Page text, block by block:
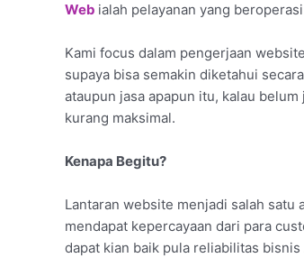
Web ialah pelayanan yang
Kami focus dalam pengerjaan
supaya bisa semakin diketahui
ataupun jasa apapun itu, kalau
kurang maksimal.
Kenapa Begitu?
Lantaran website menjadi salah satu
mendapat kepercayaan dari para
dapat kian baik pula reliabilitas